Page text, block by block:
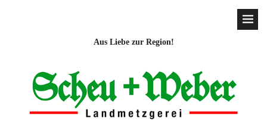
Aus Liebe zur Region!